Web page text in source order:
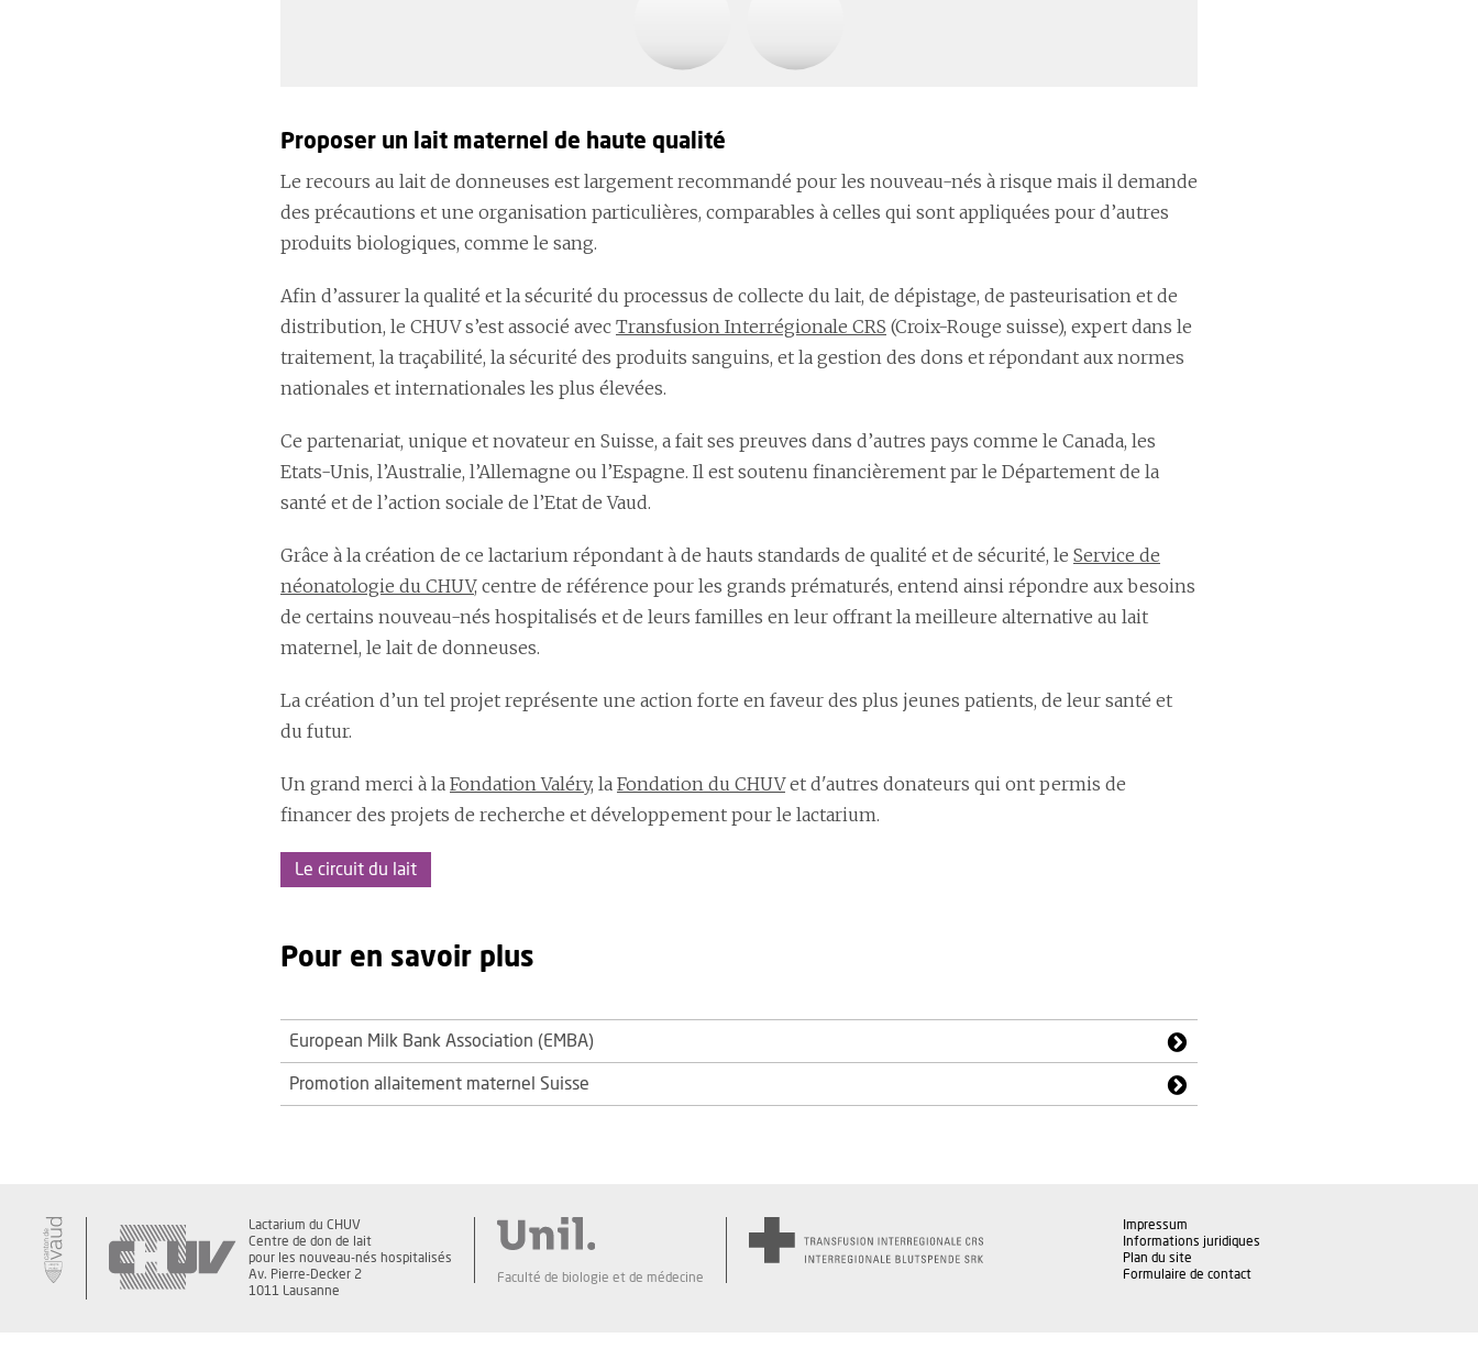
Proposer un lait maternel de haute qualité
Le recours au lait de donneuses est largement recommandé pour les nouveau-nés à risque mais il demande
des précautions et une organisation particulières, comparables à celles qui sont appliquées pour d’autres
produits biologiques, comme le sang.
Afin d’assurer la qualité et la sécurité du processus de collecte du lait, de dépistage, de pasteurisation et de
distribution, le CHUV s’est associé avec Transfusion Interrégionale CRS (Croix-Rouge suisse), expert dans le
traitement, la traçabilité, la sécurité des produits sanguins, et la gestion des dons et répondant aux normes
nationales et internationales les plus élevées.
Ce partenariat, unique et novateur en Suisse, a fait ses preuves dans d’autres pays comme le Canada, les
Etats-Unis, l’Australie, l’Allemagne ou l’Espagne. Il est soutenu financièrement par le Département de la
santé et de l’action sociale de l’Etat de Vaud.
Grâce à la création de ce lactarium répondant à de hauts standards de qualité et de sécurité, le Service de
néonatologie du CHUV, centre de référence pour les grands prématurés, entend ainsi répondre aux besoins
de certains nouveau-nés hospitalisés et de leurs familles en leur offrant la meilleure alternative au lait
maternel, le lait de donneuses.
La création d’un tel projet représente une action forte en faveur des plus jeunes patients, de leur santé et
du futur.
Un grand merci à la Fondation Valéry, la Fondation du CHUVet d'autres donateurs qui ont permis de
financer des projets de recherche et développement pour le lactarium.
Le circuit du lait
Pour en savoir plus
European Milk Bank Association (EMBA)
Promotion allaitement maternel Suisse
Lactarium du CHUV
Centre de don de lait
pour les nouveau-nés hospitalisés
Av. Pierre-Decker 2
1011 Lausanne
Faculté de biologie et de médecine
Impressum
Informations juridiques
Plan du site
Formulaire de contact